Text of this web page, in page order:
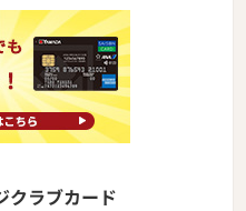
クラブカード